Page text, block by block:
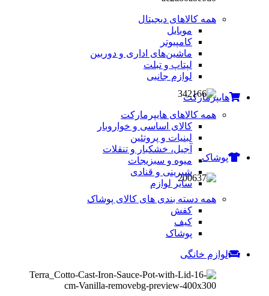
همه کالاهای دیجیتال
موبایل
کامپیوتر
ماشین‌های اداری و دوربین
لپتاپ و تبلت
لوازم جانبی
هایپرمارکت
همه کالاهای هایپرمارکت
کالای اساسی و خواروبار
لبنیات و پروتئین
آجیل، خشکبار و تنقلات
میوه و سبزیجات
شیرینی و قنادی
سایر لوازم
پوشاک
همه دسته بندی های کالای پوشاک
کفش
کیف
پوشاک
لوازم خانگی